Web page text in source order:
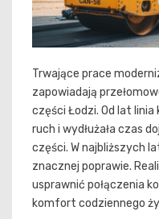
Trwające prace
zapowiadają
części Łodzi. Od lat
ruch i wydłużała czas
części. W najbliższych
znacznej poprawie.
usprawnić połączenia
komfort codziennego